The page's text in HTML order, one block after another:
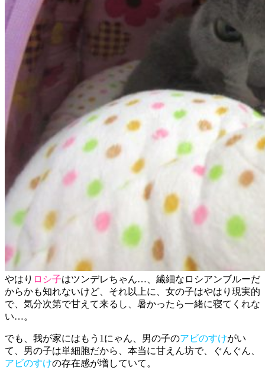
やはり ロシ子はツンデレちゃん…、繊細なロシアンブルーだ
からかも知れないけど、それ以上に、女の子はやはり現実的
で、気分次第で甘えて来るし、暑かったら一緒に寝てくれな
い…。
でも、我が家にはもう1にゃん、男の子のアビのすけがい
て、男の子は単細胞だから、本当に甘えん坊で、ぐんぐん、
アビのすけの存在感が増していて。